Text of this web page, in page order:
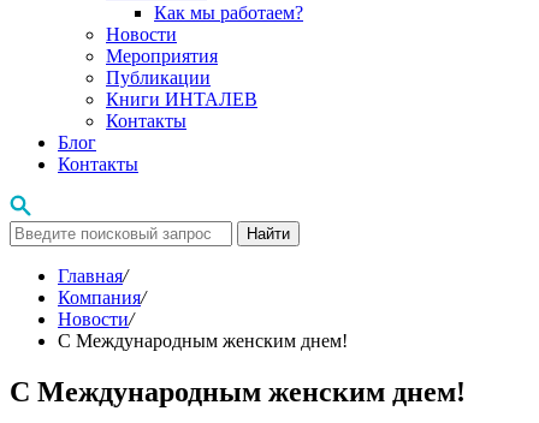
Как мы работаем?
Новости
Мероприятия
Публикации
Книги ИНТАЛЕВ
Контакты
Блог
Контакты
Найти
Главная/
Компания/
Новости/
С Международным женским днем!
С Международным женским днем!